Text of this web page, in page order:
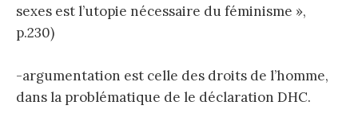
sexes est l’utopie nécessaire du féminisme »,
p.230)
-argumentation est celle des droits de l’homme,
dans la problématique de le déclaration DHC.